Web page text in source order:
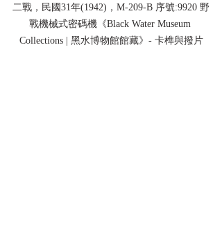
二戰，民國31年(1942)，M-209-B 序號:9920 野
戰機械式密碼機《Black Water Museum
Collections | 黑水博物館館藏》- 卡榫與撥片